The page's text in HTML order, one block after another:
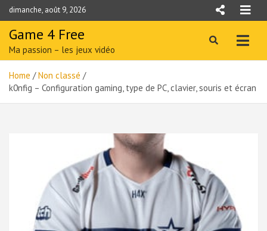
Skip
to
content
dimanche, août 9, 2026
Game 4 Free
Ma passion – les jeux vidéo
Home
Non classé
k0nfig – Configuration gaming, type de PC, clavier, souris et écran